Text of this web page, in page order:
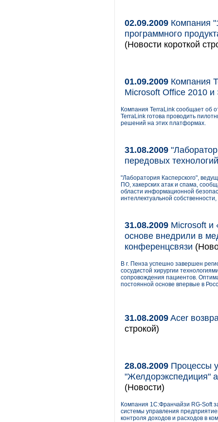
02.09.2009 Компания
программного
(Новости короткой
01.09.2009 Компания
Microsoft Office 2010
Компания TerraLink сообщает об
TerraLink готова проводить
решений на этих платформах.
31.08.2009
передовых
"Лаборатория Касперского",
ПО, хакерских атак и спама,
области информационной
интеллектуальной
31.08.2009 Microsoft и
основе внедрили в
конференцсвязи
В г. Пенза успешно завершен
сосудистой хирургии
сопровождения пациентов.
постоянной основе впервые в
31.08.2009Acer
строкой)
28.08.2009 Процессы
"Желдорэкспедиция"
(Новости)
Компания 1С:Франчайзи RG-Soft
системы управления
контроля доходов и расходов в